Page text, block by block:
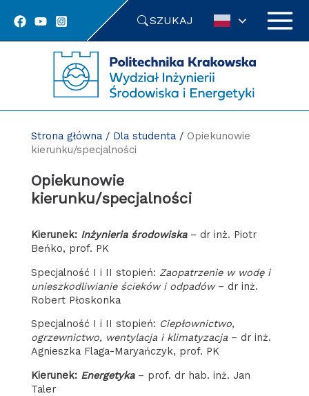
SZUKAJ
Strona główna/ Dla studenta/ Opiekunowie
kierunku/specjalności
Opiekunowie
kierunku/specjalności
kierunek: Inżynieria środowiska – dr inż. Piotr
Beńko, prof. PK
specjalność I i II stopień: Zaopatrzenie w wodę i
unieszkodliwianie ścieków i odpadów – dr inż.
Robert Płoskonka
specjalność I i II stopień: Ciepłownictwo,
ogrzewnictwo, wentylacja i klimatyzacja – dr inż.
Agnieszka Flaga-Maryańczyk, prof. PK
kierunek: Energetyka – prof. dr hab. inż. Jan
Taler